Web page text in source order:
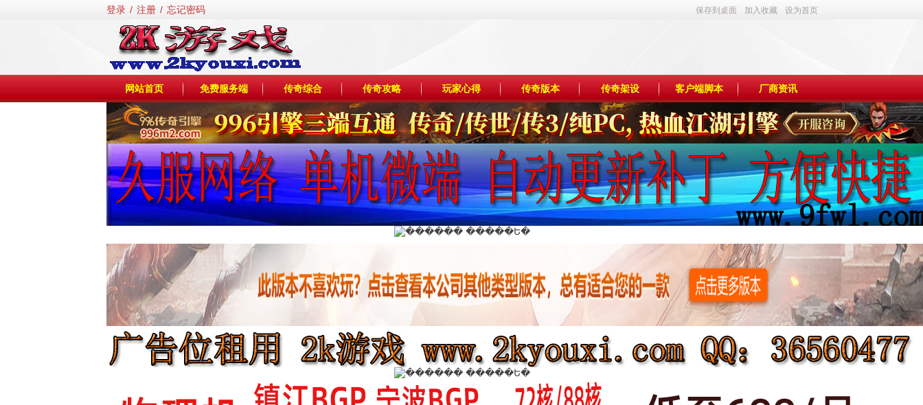
登录 / 注册 / 忘记密码 保存到桌面 加入收藏 设为首页
网站首页 免费服务端 传奇综合 传奇攻略 玩家心得 传奇版本 传奇架设 客户端脚本 厂商资讯